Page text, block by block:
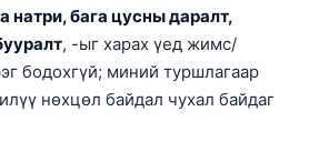
натри, бага цусны даралт,
, -ыг харах үед жимс/
бодохгүй; миний туршлагаар
нөхцөл байдал чухал байдаг